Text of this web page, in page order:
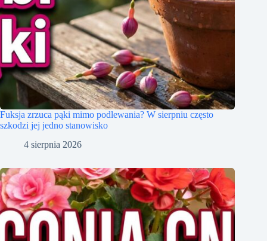
Fuksja zrzuca pąki mimo podlewania? W sierpniu często
szkodzi jej jedno stanowisko
4 sierpnia 2026